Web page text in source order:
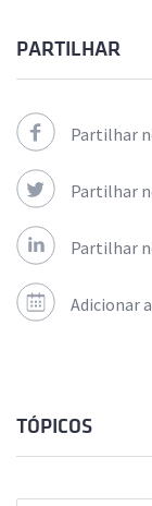
PARTILHAR
Partilhar
Partilhar
Partilhar
Adicionar
TÓPICOS